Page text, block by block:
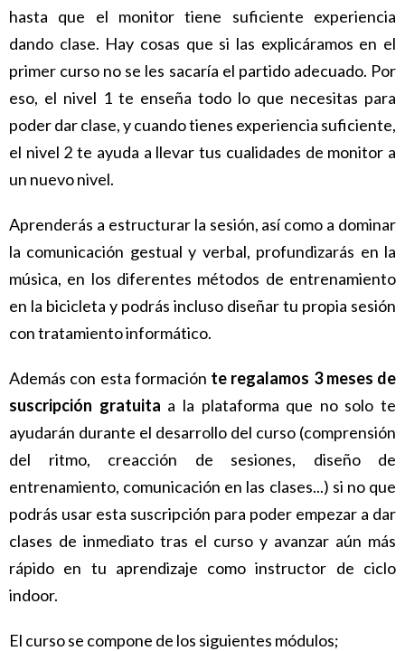
hasta que el monitor tiene suficiente experiencia
dando clase. Hay cosas que si las explicáramos en el
primer curso no se les sacaría el partido adecuado. Por
eso, el nivel 1 te enseña todo lo que necesitas para
poder dar clase, y cuando tienes experiencia suficiente,
el nivel 2 te ayuda a llevar tus cualidades de monitor a
un nuevo nivel.
Aprenderás a estructurar la sesión, así como a dominar
la comunicación gestual y verbal, profundizarás en la
música, en los diferentes métodos de entrenamiento
en la bicicleta y podrás incluso diseñar tu propia sesión
con tratamiento informático.
Además con esta formación te regalamos 3 meses de
suscripción gratuita a la plataforma que no solo te
ayudarán durante el desarrollo del curso (comprensión
del ritmo, creacción de sesiones, diseño de
entrenamiento, comunicación en las clases...) si no que
podrás usar esta suscripción para poder empezar a dar
clases de inmediato tras el curso y avanzar aún más
rápido en tu aprendizaje como instructor de ciclo
indoor.
El curso se compone de los siguientes módulos;